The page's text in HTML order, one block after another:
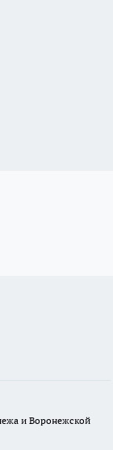
и Воронежской